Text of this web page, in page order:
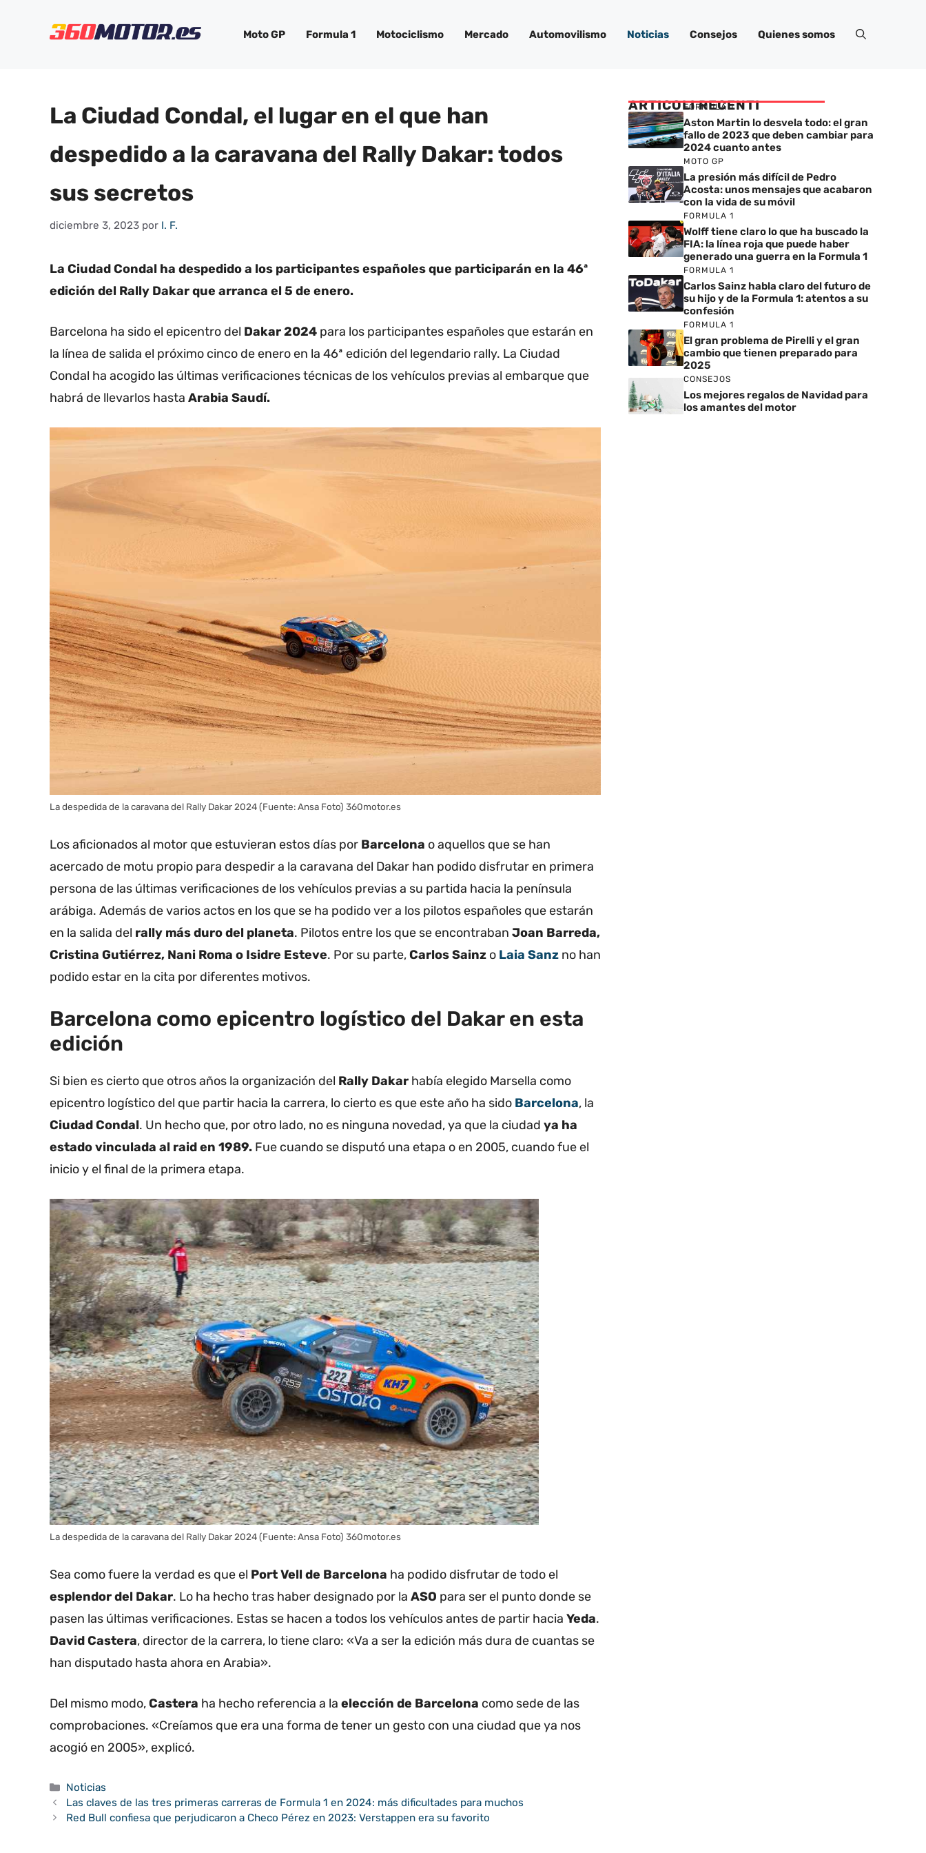
Moto GP Formula 1 Motociclismo Mercado Automovilismo Noticias Consejos Quienes somos
La Ciudad Condal, el lugar en el que han
despedido a la caravana del Rally Dakar: todos
sus secretos
diciembre 3, 2023 por I. F.
La Ciudad Condal ha despedido a los participantes españoles que participarán en la 46ª
edición del Rally Dakar que arranca el 5 de enero.
Barcelona ha sido el epicentro del Dakar 2024 para los participantes españoles que estarán en
la línea de salida el próximo cinco de enero en la 46ª edición del legendario rally. La Ciudad
Condal ha acogido las últimas verificaciones técnicas de los vehículos previas al embarque que
habrá de llevarlos hasta Arabia Saudí.
La despedida de la caravana del Rally Dakar 2024 (Fuente: Ansa Foto) 360motor.es
Los aficionados al motor que estuvieran estos días por Barcelona o aquellos que se han
acercado de motu propio para despedir a la caravana del Dakar han podido disfrutar en primera
persona de las últimas verificaciones de los vehículos previas a su partida hacia la península
arábiga. Además de varios actos en los que se ha podido ver a los pilotos españoles que estarán
en la salida del rally más duro del planeta. Pilotos entre los que se encontraban Joan Barreda,
Cristina Gutiérrez, Nani Roma o Isidre Esteve. Por su parte,Carlos Sainz o Laia Sanz no han
podido estar en la cita por diferentes motivos.
Barcelona como epicentro logístico del Dakar en esta
edición
Si bien es cierto que otros años la organización del Rally Dakar había elegido Marsella como
epicentro logístico del que partir hacia la carrera, lo cierto es que este año ha sido Barcelona, la
Ciudad Condal. Un hecho que, por otro lado, no es ninguna novedad, ya que la ciudad ya ha
estado vinculada al raid en 1989. Fue cuando se disputó una etapa o en 2005, cuando fue el
inicio y el final de la primera etapa.
La despedida de la caravana del Rally Dakar 2024 (Fuente: Ansa Foto) 360motor.es
Sea como fuere la verdad es que el Port Vell de Barcelona ha podido disfrutar de todo el
esplendor del Dakar. Lo ha hecho tras haber designado por la ASO para ser el punto donde se
pasen las últimas verificaciones. Estas se hacen a todos los vehículos antes de partir hacia Yeda.
David Castera, director de la carrera, lo tiene claro: «Va a ser la edición más dura de cuantas se
han disputado hasta ahora en Arabia».
Del mismo modo,Castera ha hecho referencia a la elección de Barcelona como sede de las
comprobaciones. «Creíamos que era una forma de tener un gesto con una ciudad que ya nos
acogió en 2005», explicó.
Categorías
Noticias
Las claves de las tres primeras carreras de Formula 1 en 2024: más dificultades para muchos
Red Bull confiesa que perjudicaron a Checo Pérez en 2023: Verstappen era su favorito
ARTICOLI RECENTI
FORMULA 1
Aston Martin lo desvela todo: el gran
fallo de 2023 que deben cambiar para
2024 cuanto antes
MOTO GP
La presión más difícil de Pedro
Acosta: unos mensajes que acabaron
con la vida de su móvil
FORMULA 1
Wolff tiene claro lo que ha buscado la
FIA: la línea roja que puede haber
generado una guerra en la Formula 1
FORMULA 1
Carlos Sainz habla claro del futuro de
su hijo y de la Formula 1: atentos a su
confesión
FORMULA 1
El gran problema de Pirelli y el gran
cambio que tienen preparado para
2025
CONSEJOS
Los mejores regalos de Navidad para
los amantes del motor